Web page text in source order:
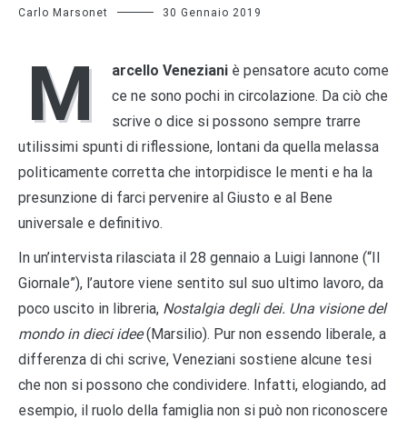
Carlo Marsonet 30 Gennaio 2019
M arcello Veneziani è pensatore acuto come
ce ne sono pochi in circolazione. Da ciò che
scrive o dice si possono sempre trarre
utilissimi spunti di riflessione, lontani da quella melassa
politicamente corretta che intorpidisce le menti e ha la
presunzione di farci pervenire al Giusto e al Bene
universale e definitivo.
In un’intervista rilasciata il 28 gennaio a Luigi Iannone (“Il
Giornale”), l’autore viene sentito sul suo ultimo lavoro, da
poco uscito in libreria, Nostalgia degli dei. Una visione del
mondo in dieci idee(Marsilio). Pur non essendo liberale, a
differenza di chi scrive, Veneziani sostiene alcune tesi
che non si possono che condividere. Infatti, elogiando, ad
esempio, il ruolo della famiglia non si può non riconoscere